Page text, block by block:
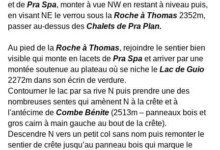
et de Pra Spa, monter à vue NW en restant à niveau puis,
en visant NE le verrou sous la Roche à Thomas 2352m,
passer au-dessus des Chalets de Pra Plan.
Au pied de la Roche à Thomas, rejoindre le sentier bien
visible qui monte en lacets de Pra Spa et arriver par une
montée soutenue au plateau où se niche le Lac de Guio
2272m dans son écrin de verdure.
Contourner le lac par sa rive N puis prendre une des
nombreuses sentes qui amènent N à la crête et à
l'antécime de Combe Bénite (2513m – panneaux bois et
gros cairn à main gauche au bout de la crête).
Descendre N vers un petit col sans nom puis remonter le
sentier de crête jusqu’au panneau bois qui marque le